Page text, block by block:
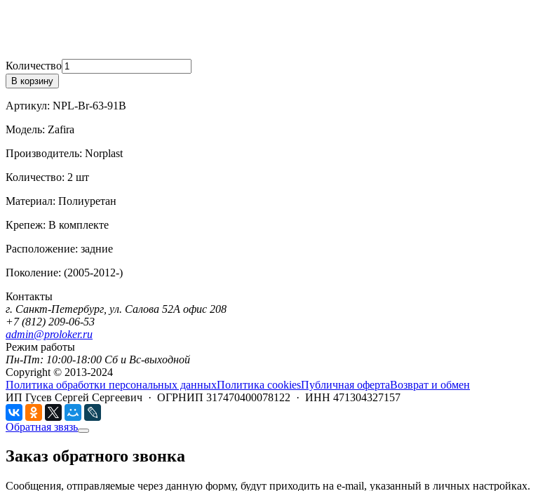
Количество
В корзину
Артикул: NPL-Br-63-91B
Модель: Zafira
Производитель: Norplast
Количество: 2 шт
Материал: Полиуретан
Крепеж: В комплекте
Расположение: задние
Поколение: (2005-2012-)
Контакты
г. Санкт-Петербург, ул. Салова 52А офис 208
+7 (812) 209-06-53
admin@proloker.ru
Режим работы
Пн-Пт: 10:00-18:00 Сб и Вс-выходной
Copyright © 2013-2024
Политика обработки персональных данныхПолитика cookiesПубличная офертаВозврат и обмен
ИП Гусев Сергей Сергеевич · ОГРНИП 317470400078122 · ИНН 471304327157
Обратная звязь
Заказ обратного звонка
Сообщения, отправляемые через данную форму, будут приходить на e-mail, указанный в личных настройках.